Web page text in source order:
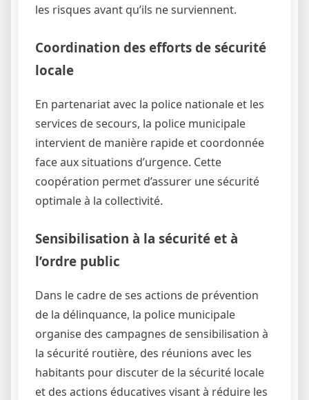
les risques avant qu’ils ne surviennent.
Coordination des efforts de sécurité
locale
En partenariat avec la police nationale et les
services de secours, la police municipale
intervient de manière rapide et coordonnée
face aux situations d’urgence. Cette
coopération permet d’assurer une sécurité
optimale à la collectivité.
Sensibilisation à la sécurité et à
l’ordre public
Dans le cadre de ses actions de prévention
de la délinquance, la police municipale
organise des campagnes de sensibilisation à
la sécurité routière, des réunions avec les
habitants pour discuter de la sécurité locale
et des actions éducatives visant à réduire les